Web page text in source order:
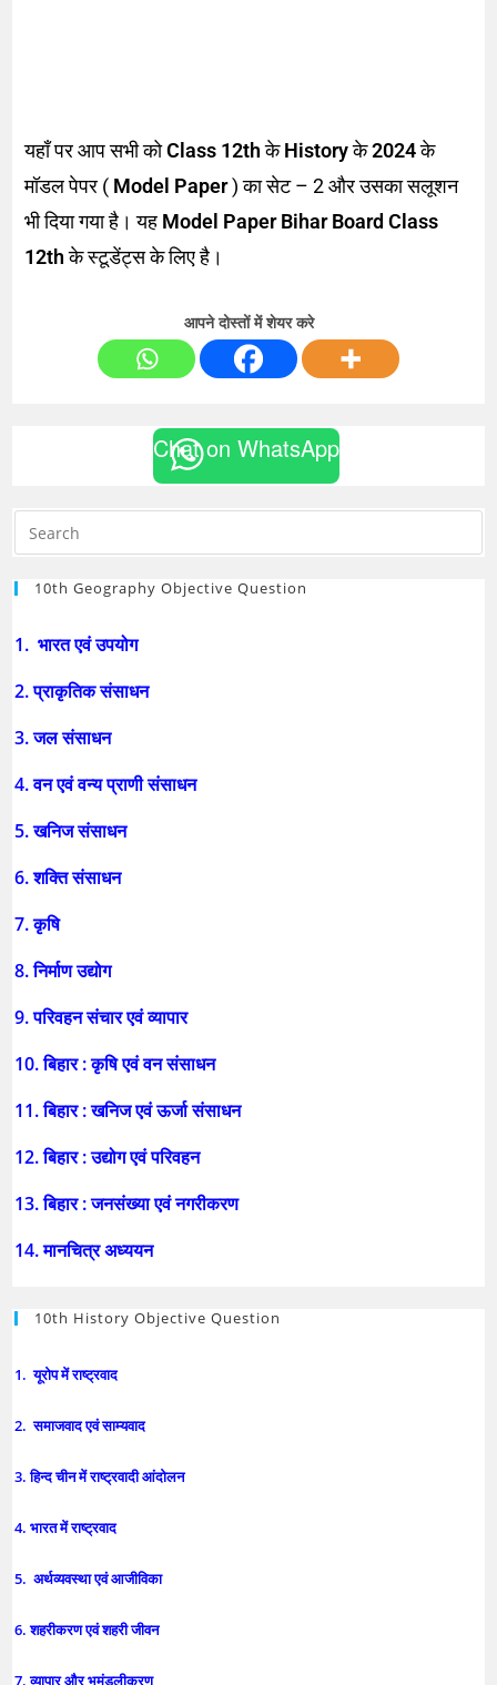
यहाँ पर आप सभी कोClass 12thकेHistoryके2024के
मॉडल पेपर ( Model Paper) का सेट – 2 और उसका सलूशन
भी दिया गया है। यह Model Paper Bihar Board Class
12thके स्टूडेंट्स के लिए है।
आपने दोस्तों में शेयर करे
Chat on WhatsApp
10th Geography Objective Question
1. भारत एवं उपयोग
2. प्राकृतिक संसाधन
3. जल संसाधन
4. वन एवं वन्य प्राणी संसाधन
5. खनिज संसाधन
6. शक्ति संसाधन
7. कृषि
8. निर्माण उद्योग
9. परिवहन संचार एवं व्यापार
10. बिहार : कृषि एवं वन संसाधन
11. बिहार : खनिज एवं ऊर्जा संसाधन
12. बिहार : उद्योग एवं परिवहन
13. बिहार : जनसंख्या एवं नगरीकरण
14. मानचित्र अध्ययन
10th History Objective Question
1. यूरोप में राष्ट्रवाद
2. समाजवाद एवं साम्यवाद
3. हिन्द चीन में राष्ट्रवादी आंदोलन
4. भारत में राष्ट्रवाद
5. अर्थव्यवस्था एवं आजीविका
6. शहरीकरण एवं शहरी जीवन
7. व्यापार और भूमंडलीकरण